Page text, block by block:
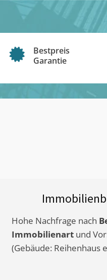
Bestpreis
Garantie
Hohe Nachfrage nach
Immobilienart und
(Gebäude: Reihenhaus